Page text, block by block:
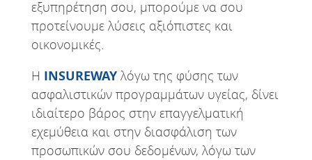
εξυπηρέτηση σου, μπορούμε να σου
προτείνουμε λύσεις αξιόπιστες και
οικονομικές.
Η INSUREWAYλόγω της φύσης των
ασφαλιστικών προγραμμάτων υγείας, δίνει
ιδιαίτερο βάρος στην επαγγελματική
εχεμύθεια και στην διασφάλιση των
προσωπικών σου δεδομένων, λόγω των